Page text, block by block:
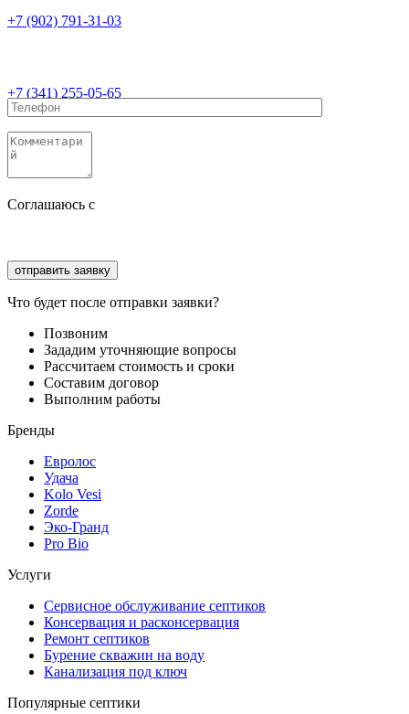
+7 (902) 791-31-03
+7 (341) 255-05-65
Соглашаюсь с
Что будет после отправки заявки?
Позвоним
Зададим уточняющие вопросы
Рассчитаем стоимость и сроки
Составим договор
Выполним работы
Бренды
Евролос
Удача
Kolo Vesi
Zorde
Эко-Гранд
Pro Bio
Услуги
Сервисное обслуживание септиков
Консервация и расконсервация
Ремонт септиков
Бурение скважин на воду
Канализация под ключ
Популярные септики